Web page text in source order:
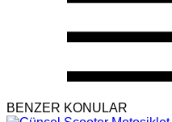
BENZER KONULAR